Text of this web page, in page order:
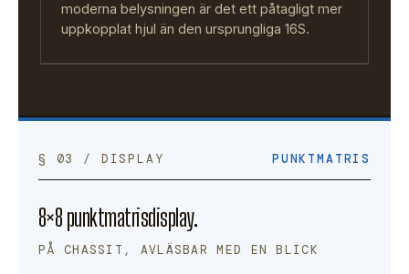
moderna belysningen är det ett påtagligt mer
uppkopplat hjul än den ursprungliga 16S.
§ 03 / DISPLAY PUNKTMATRIS
8×8 punktmatrisdisplay.
PÅ CHASSIT, AVLÄSBAR MED EN BLICK